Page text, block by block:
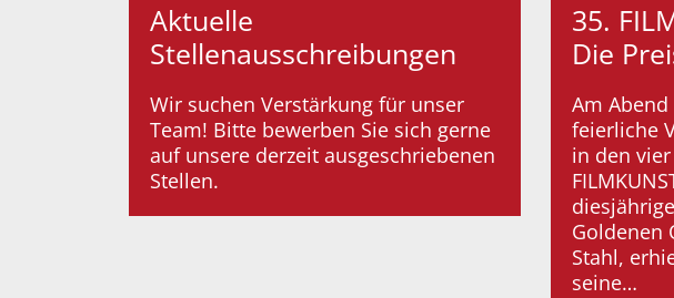
Aktuelle
Stellenausschreibungen
Wir suchen Verstärkung für unser
Team! Bitte bewerben Sie sich gerne
auf unsere derzeit ausgeschriebenen
Stellen.
35.
Die
Am
feierliche
in den
Goldenen
Stahl,
seine…